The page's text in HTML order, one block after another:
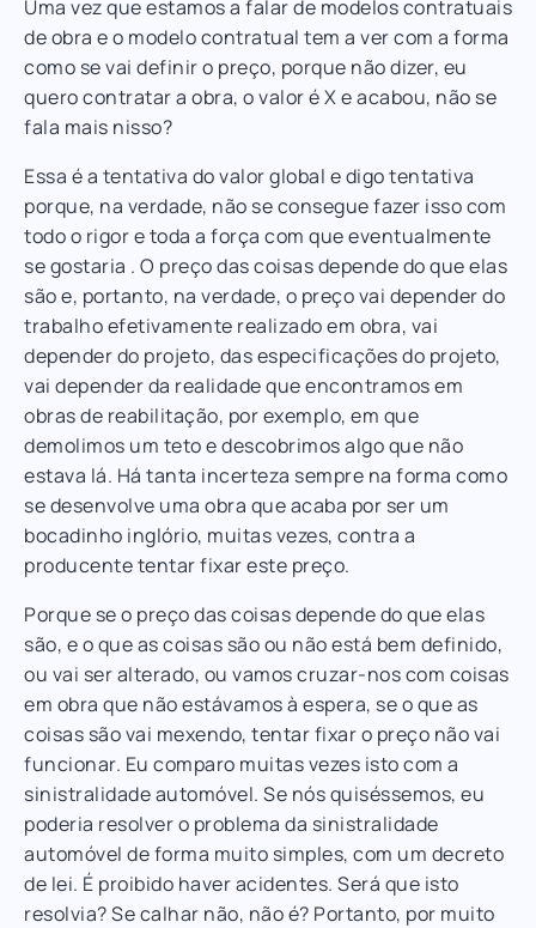
Uma vez que estamos a falar de modelos contratuais
de obra e o modelo contratual tem a ver com a forma
como se vai definir o preço, porque não dizer, eu
quero contratar a obra, o valor é X e acabou, não se
fala mais nisso?
Essa é a tentativa do valor global e digo tentativa
porque, na verdade, não se consegue fazer isso com
todo o rigor e toda a força com que eventualmente
se gostaria . O preço das coisas depende do que elas
são e, portanto, na verdade, o preço vai depender do
trabalho efetivamente realizado em obra, vai
depender do projeto, das especificações do projeto,
vai depender da realidade que encontramos em
obras de reabilitação, por exemplo, em que
demolimos um teto e descobrimos algo que não
estava lá. Há tanta incerteza sempre na forma como
se desenvolve uma obra que acaba por ser um
bocadinho inglório, muitas vezes, contra a
producente tentar fixar este preço.
Porque se o preço das coisas depende do que elas
são, e o que as coisas são ou não está bem definido,
ou vai ser alterado, ou vamos cruzar-nos com coisas
em obra que não estávamos à espera, se o que as
coisas são vai mexendo, tentar fixar o preço não vai
funcionar. Eu comparo muitas vezes isto com a
sinistralidade automóvel. Se nós quiséssemos, eu
poderia resolver o problema da sinistralidade
automóvel de forma muito simples, com um decreto
de lei. É proibido haver acidentes. Será que isto
resolvia? Se calhar não, não é? Portanto, por muito